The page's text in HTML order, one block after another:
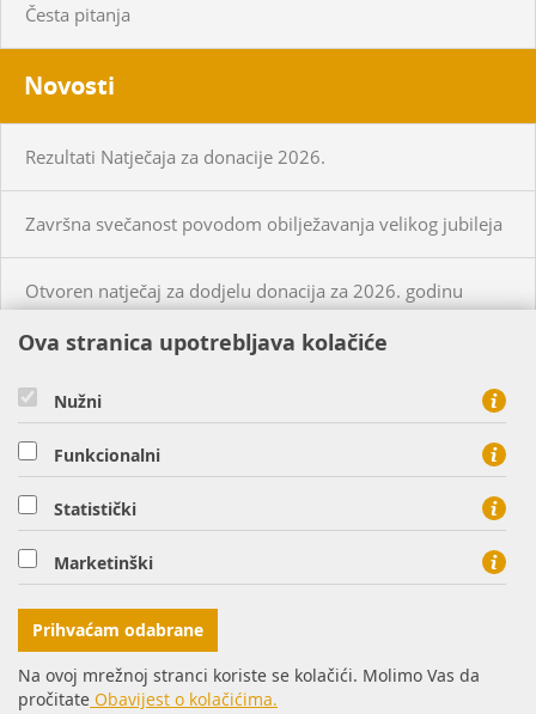
Česta pitanja
Novosti
Rezultati Natječaja za donacije 2026.
Završna svečanost povodom obilježavanja velikog jubileja
Otvoren natječaj za dodjelu donacija za 2026. godinu
KUPCI
CIJENE PLINA I USLUGA
HEP PLIN d.o.o. - član HEP grupe, Cara Hadrijana 7, 31000
Osijek
tel: 0800 8813, fax: 031 207 113
© Copyright 2016. HEP d.d.
Ova stranica upotrebljava kolačiće
Nužni
Funkcionalni
Statistički
Marketinški
Prihvaćam odabrane
Na ovoj mrežnoj stranci koriste se kolačići. Molimo Vas da
pročitate Obavijest o kolačićima.